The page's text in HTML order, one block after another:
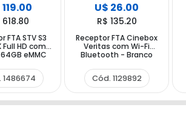
618.80
FTA STV S3
Full HD com
eMMC
1486674
U$ 26.00
R$ 135.20
Receptor FTA Cinebox
Veritas com Wi-Fi
Bluetooth - Branco
Cód. 1129892